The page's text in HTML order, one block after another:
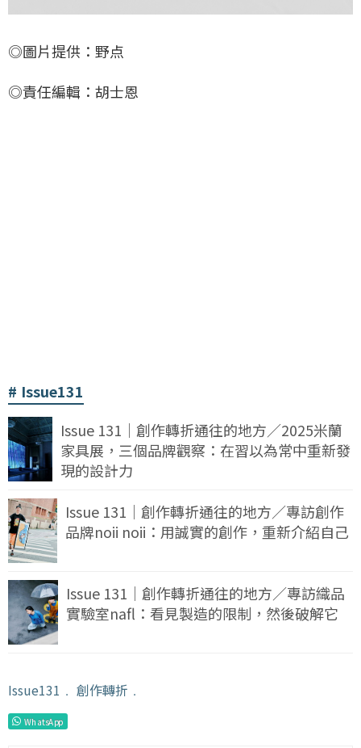
◎圖片提供：野点
◎責任編輯：胡士恩
Issue131
Issue 131｜創作轉折通往的地方／2025米蘭
家具展，三個品牌觀察：在習以為常中重新發
現的設計力
Issue 131｜創作轉折通往的地方／專訪創作
品牌noii noii：用誠實的創作，重新介紹自己
Issue 131｜創作轉折通往的地方／專訪織品
實驗室nafl：看見製造的限制，然後破解它
Issue131 ﹒ 創作轉折 ﹒
WhatsApp